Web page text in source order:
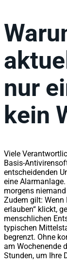
nur
kein
Viele
Basis-
entscheidenden
eine
morgens
Zudem gilt:
erlauben“ klickt,
menschlichen
typischen
begrenzt. Ohne
am Wochenende
Stunden, um Ihre